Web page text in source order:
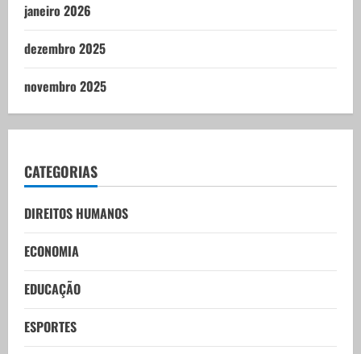
janeiro 2026
dezembro 2025
novembro 2025
CATEGORIAS
DIREITOS HUMANOS
ECONOMIA
EDUCAÇÃO
ESPORTES